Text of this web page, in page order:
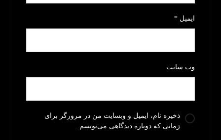
ایمیل*
وب‌ سایت
ذخیره نام، ایمیل و وبسایت من در مرورگر برای
زمانی که دوباره دیدگاهی می‌نویسم.